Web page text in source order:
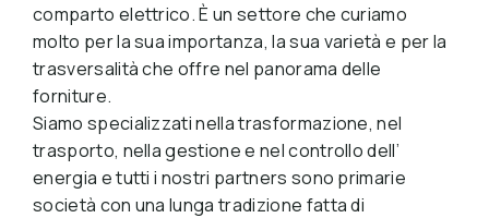
comparto elettrico. È un settore che curiamo
molto per la sua importanza, la sua varietà e per la
trasversalità che offre nel panorama delle
forniture.
Siamo specializzati nella trasformazione, nel
trasporto, nella gestione e nel controllo dell’
energia e tutti i nostri partners sono primarie
società con una lunga tradizione fatta di